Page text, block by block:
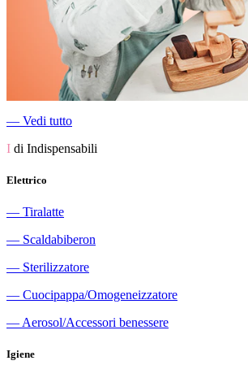
― Vedi tutto
I di Indispensabili
Elettrico
― Tiralatte
― Scaldabiberon
― Sterilizzatore
― Cuocipappa/Omogeneizzatore
― Aerosol/Accessori benessere
Igiene